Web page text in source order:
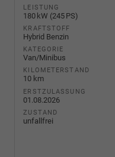
LEISTUNG
180 kW (245 PS)
KRAFTSTOFF
Hybrid Benzin
KATEGORIE
Van/Minibus
KILOMETERSTAND
10 km
ERSTZULASSUNG
01.08.2026
ZUSTAND
unfallfrei